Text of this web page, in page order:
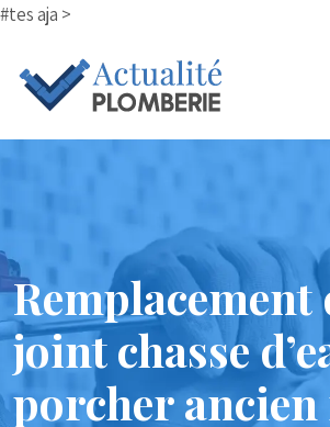
#tes aja >
Remplacement
joint chasse
porcher ancien